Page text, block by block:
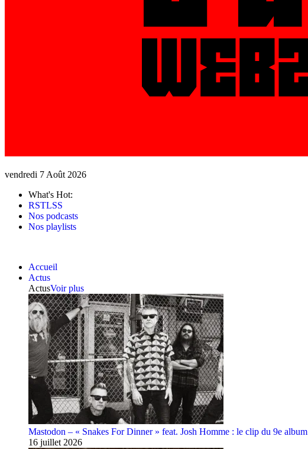
vendredi 7 Août 2026
What's Hot:
RSTLSS
Nos podcasts
Nos playlists
Accueil
Actus
ActusVoir plus
Mastodon – « Snakes For Dinner » feat. Josh Homme : le clip du 9e album
16 juillet 2026